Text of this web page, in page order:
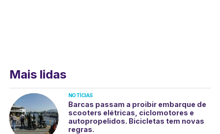
Mais lidas
NOTÍCIAS
Barcas passam a proibir embarque de
scooters elétricas, ciclomotores e
autopropelidos. Bicicletas tem novas
regras.